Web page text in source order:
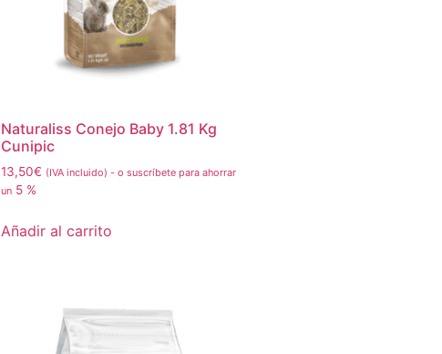
Naturaliss Conejo Baby 1.81 Kg
Cunipic
13,50€ (IVA incluido) - o suscríbete para ahorrar
un 5 %
Añadir al carrito